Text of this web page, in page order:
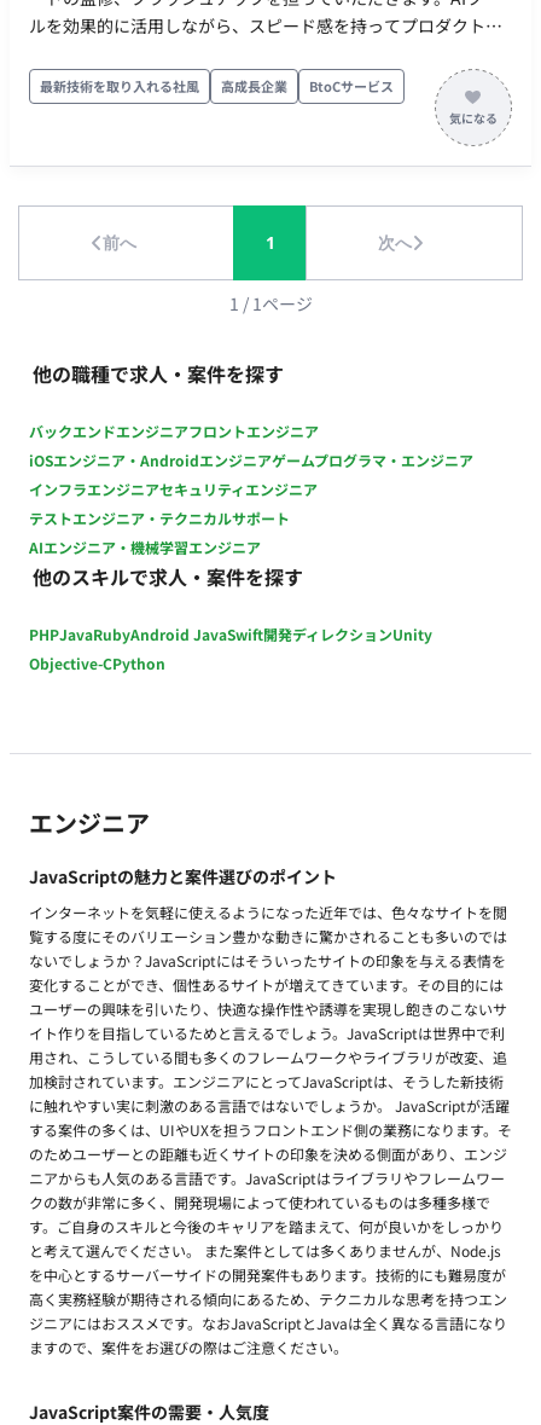
ルを効果的に活用しながら、スピード感を持ってプロダクトの
内容・担当工程】 【フロントエンド開発およびコード監修】 構
築済みのプロトタイプ（土台）をベースに、フロントエンドの
ソースコード管理、リファクタリング、および追加機能の実装
を行います。また、AIツール（Claude等）を駆使した効率的な
モート稼働 ・フレックス稼働
最新技術を取り入れる社風 高成長企業 BtoCサービス
前へ 1 次へ
1 / 1ページ
他の職種で求人・案件を探す
バックエンドエンジニアフロントエンジニア
iOSエンジニア・Androidエンジニアゲームプログラマ・エンジニア
インフラエンジニアセキュリティエンジニア
テストエンジニア・テクニカルサポート
AIエンジニア・機械学習エンジニア
他のスキルで求人・案件を探す
PHPJavaRubyAndroid JavaSwift開発ディレクションUnity
Objective-CPython
エンジニア
JavaScriptの魅力と案件選びのポイント
インターネットを気軽に使えるようになった近年では、色々なサイトを閲
覧する度にそのバリエーション豊かな動きに驚かされることも多いのでは
ないでしょうか？JavaScriptにはそういったサイトの印象を与える表情を
変化することができ、個性あるサイトが増えてきています。その目的には
ユーザーの興味を引いたり、快適な操作性や誘導を実現し飽きのこないサ
イト作りを目指しているためと言えるでしょう。JavaScriptは世界中で利
用され、こうしている間も多くのフレームワークやライブラリが改変、追
加検討されています。エンジニアにとってJavaScriptは、そうした新技術
に触れやすい実に刺激のある言語ではないでしょうか。 JavaScriptが活躍
する案件の多くは、UIやUXを担うフロントエンド側の業務になります。そ
のためユーザーとの距離も近くサイトの印象を決める側面があり、エンジ
ニアからも人気のある言語です。JavaScriptはライブラリやフレームワー
クの数が非常に多く、開発現場によって使われているものは多種多様で
す。ご自身のスキルと今後のキャリアを踏まえて、何が良いかをしっかり
と考えて選んでください。 また案件としては多くありませんが、Node.js
を中心とするサーバーサイドの開発案件もあります。技術的にも難易度が
高く実務経験が期待される傾向にあるため、テクニカルな思考を持つエン
ジニアにはおススメです。なおJavaScriptとJavaは全く異なる言語になり
ますので、案件をお選びの際はご注意ください。
JavaScript案件の需要・人気度